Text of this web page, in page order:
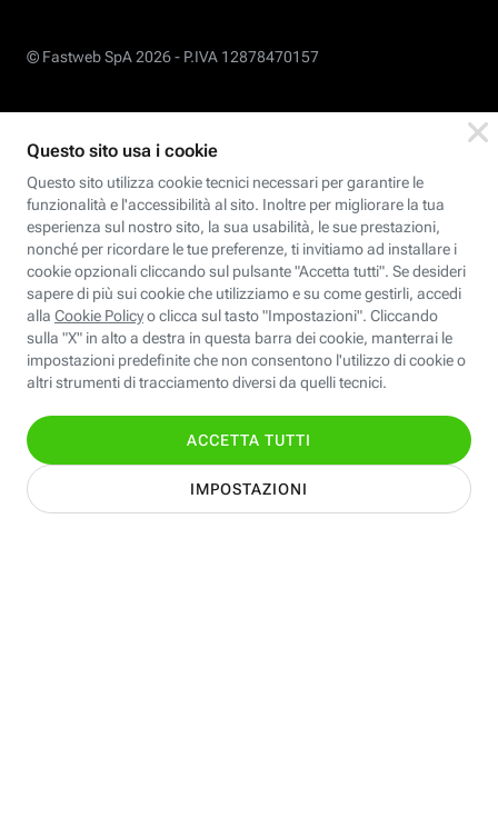
© Fastweb SpA 2026 - P.IVA 12878470157